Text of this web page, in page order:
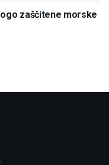
zaščitene morske